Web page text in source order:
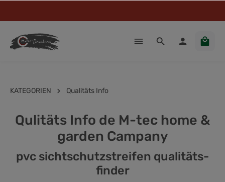
KATEGORIEN Qualitäts Info
Qulitäts Info de M-tec home &
garden Campany
pvc sichtschutzstreifen qualitäts-
finder